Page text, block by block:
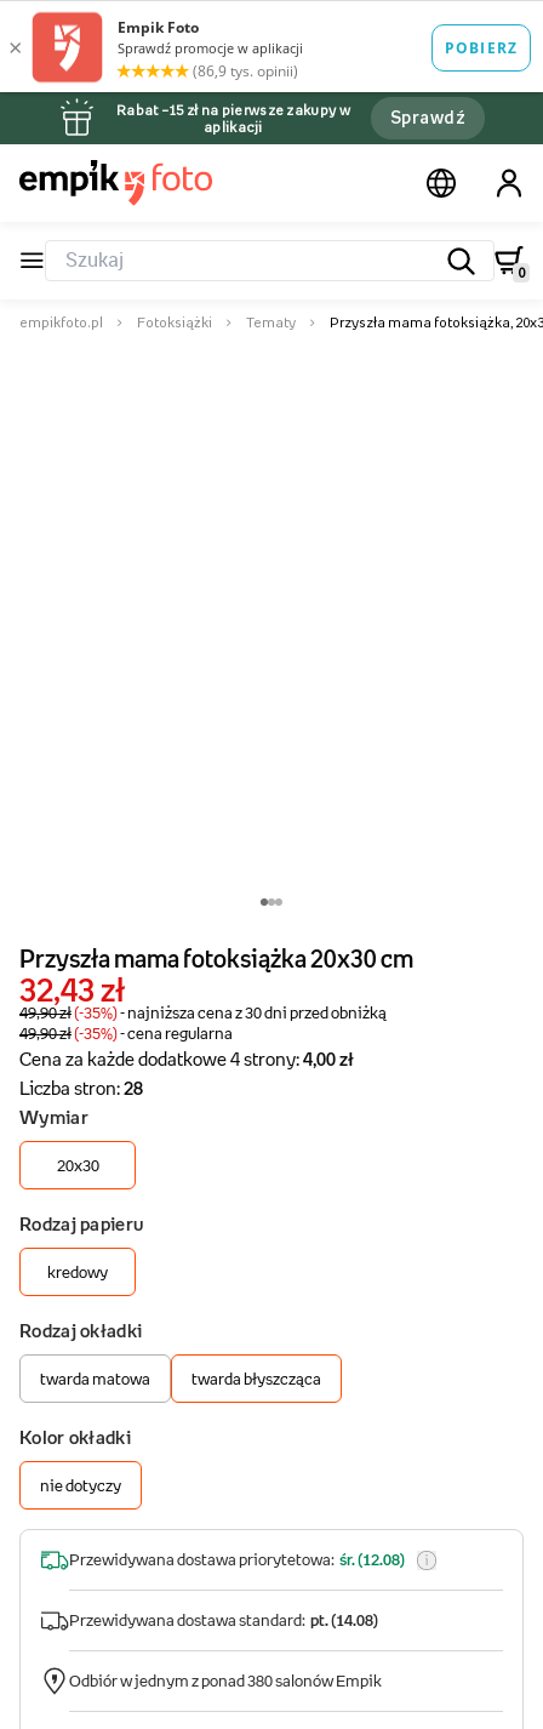
Rabat –15 zł na pierwsze zakupy w
aplikacji
Sprawdź
0
empikfoto.pl Fotoksiążki Tematy Przyszła mama fotoksiążka,